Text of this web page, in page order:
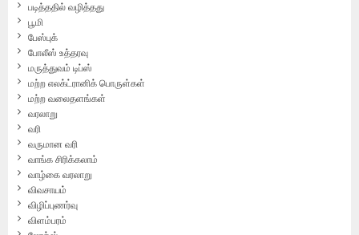
படித்ததில் வழித்தது
பூமி
பேஸ்புக்
போலீஸ் உத்தரவு
மருத்துவம் டிப்ஸ்
மற்ற எலக்ட்ரானிக் பொருள்கள்
மற்ற வலைதளங்கள்
வரலாறு
வரி
வருமான வரி
வாங்க சிரிக்கலாம்
வாழ்கை வரலாறு
விவசாயம்
விழிப்புணர்வு
விளம்பரம்